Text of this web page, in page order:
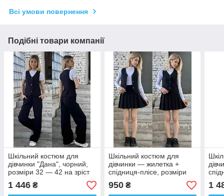
Всі умови повернення
Подібні товари компанії
Шкільний костюм для
дівчинки "Дана", чорний,
розміри 32 — 42 на зріст
128 — 158 + Відеообзор!
1 446 ₴
Шкільний костюм для
дівчинки — жилетка +
спідниця-плісе, розміри
128-160 см
950₴ 1